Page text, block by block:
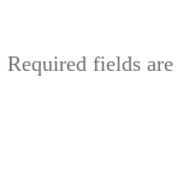
Required fields are